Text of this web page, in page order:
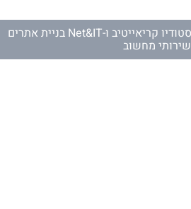
קריאייטיב ו- Net&IT בניית אתרים
מחשוב